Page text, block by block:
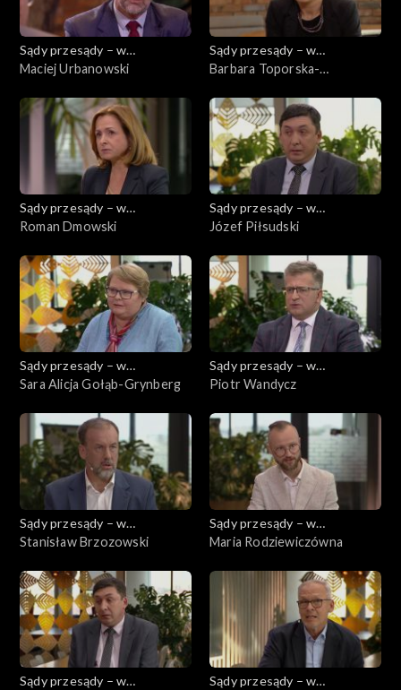
Sądy przesądy – w
powiększeniu
Maciej Urbanowski
Sądy przesądy – w
powiększeniu
Barbara Toporska-
Sądy przesądy – w
powiększeniu
Roman Dmowski
Sądy przesądy – w
powiększeniu
Józef Piłsudski
Sądy przesądy – w
powiększeniu
Sara Alicja Gołąb-Grynberg
Sądy przesądy – w
powiększeniu
Piotr Wandycz
Sądy przesądy – w
powiększeniu
Stanisław Brzozowski
Sądy przesądy – w
powiększeniu
Maria Rodziewiczówna
Sądy przesądy – w
Sądy przesądy – w